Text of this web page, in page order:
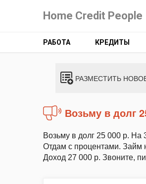
Home Credit People
РАБОТА КРЕДИТЫ
РАЗМЕСТИТЬ
Возьму в долг
Возьму в долг 25 000 р. На
Отдам с процентами. Займ
Доход 27 000 р. Звоните,